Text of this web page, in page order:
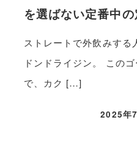
を選ばない定番中
ストレートで外飲みする
ドンドライジン。 この
で、カク […]
2025年